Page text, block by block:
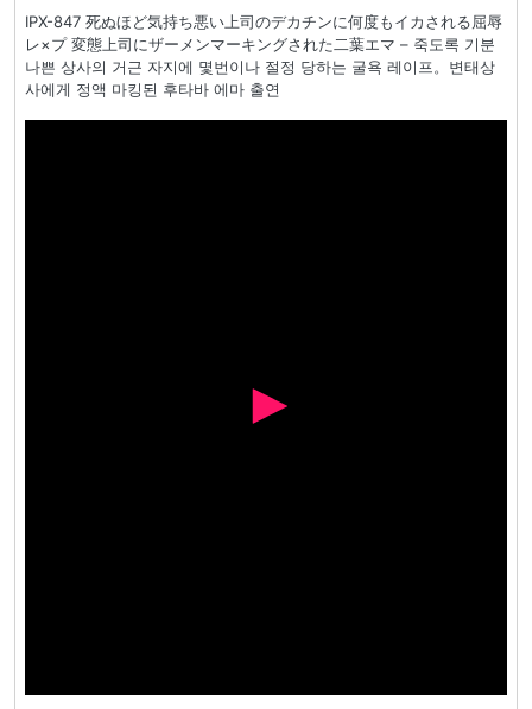
IPX-847 死ぬほど気持ち悪い上司のデカチンに何度もイカされる屈辱
レ×プ 変態上司にザーメンマーキングされた二葉エマ – 죽도록 기분
나쁜 상사의 거근 자지에 몇번이나 절정 당하는 굴욕 레이프。변태상
사에게 정액 마킹된 후타바 에마 출연